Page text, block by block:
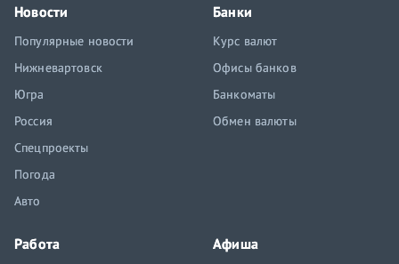
Новости
Популярные новости
Нижневартовск
Югра
Россия
Спецпроекты
Погода
Авто
Банки
Курс валют
Офисы банков
Банкоматы
Обмен валюты
Работа Афиша